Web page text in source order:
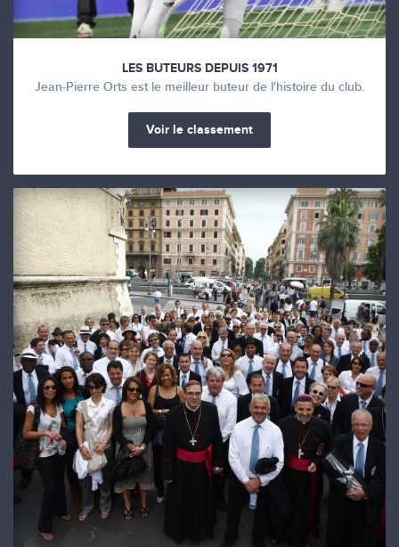
LES BUTEURS DEPUIS 1971
Jean-Pierre Orts est le meilleur buteur de l'histoire du club.
Voir le classement